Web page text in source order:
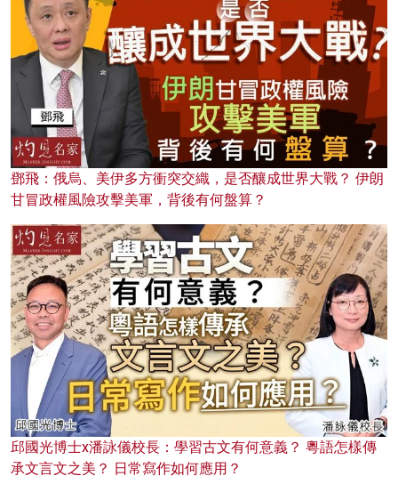
鄧飛：俄烏、美伊多方衝突交織，是否釀成世界大戰？ 伊朗
甘冒政權風險攻擊美軍，背後有何盤算？
邱國光博士x潘詠儀校長：學習古文有何意義？ 粵語怎樣傳
承文言文之美？ 日常寫作如何應用？